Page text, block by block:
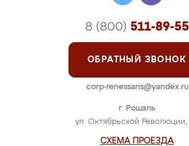
г. Рошаль
ул. Октябрьской Революции,
СХЕМА ПРОЕЗДА
8 (800) 511-89-55
ОБРАТНЫЙ ЗВОНОК
corp-renessans@yandex.ru